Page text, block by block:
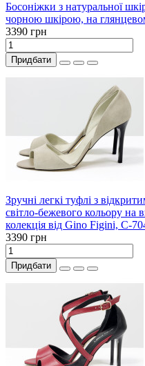
Босоніжки з натуральної
чорною шкірою, на
3390 грн
Придбати
Зручні легкі туфлі з
світло-бежевого кольору на
колекція від Gino Figini, С-
3390 грн
Придбати